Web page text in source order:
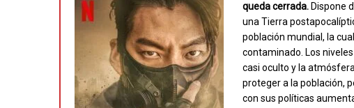
queda cerrada. Dispone
una Tierra
población mundial, la
contaminado. Los
casi oculto y la
proteger a la población,
con sus políticas